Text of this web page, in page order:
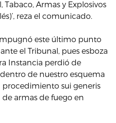
Armas y Explosivos
reza el comunicado.
este último punto
el Tribunal, pues esboza
Instancia perdió de
de nuestro esquema
sui generis
armas de fuego en